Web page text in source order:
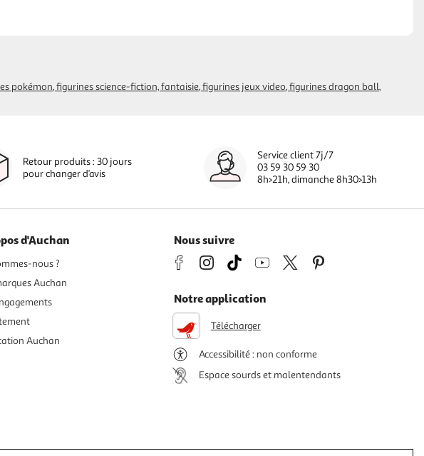
pokémon figurines science-fiction, fantaisie figurines jeux video figurines dragon ball
Retour produits : 30 jours
pour changer d’avis
Service client 7j/7
03 59 30 59 30
8h>21h, dimanche 8h30>13h
d'Auchan
nous ?
Auchan
Auchan
Nous suivre
Notre application
Télécharger
Accessibilité : non conforme
Espace sourds et malentendants